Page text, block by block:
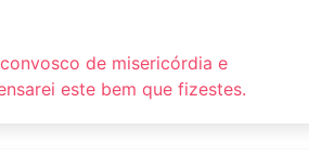
de misericórdia e
este bem que fizestes.